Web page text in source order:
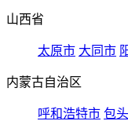
山西省
太原市 大同市
内蒙古自治区
呼和浩特市 包